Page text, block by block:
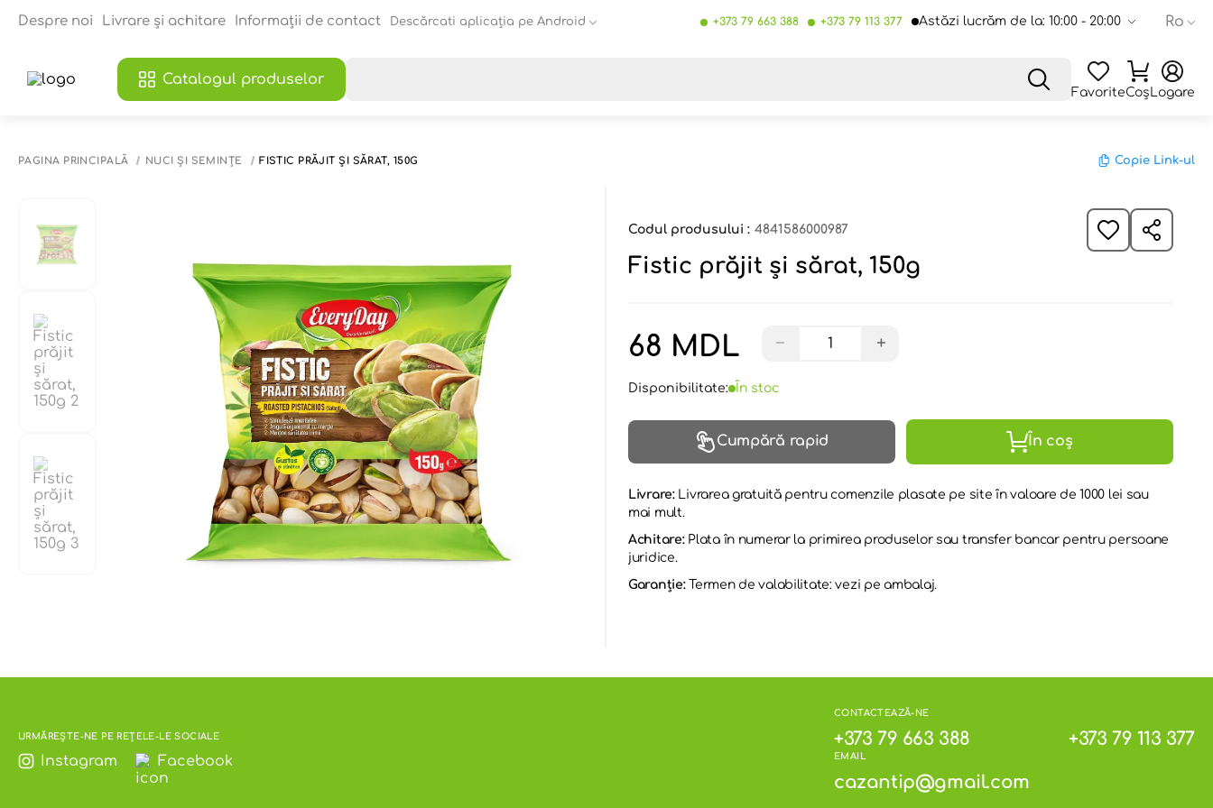
Despre noi Livrare și achitare Informații de contact Descărcati aplicația pe Android +373 79 663 388 +373 79 113 377 Astăzi lucrăm de la: 10:00 - 20:00 Ro
Catalogul produselor
FavoriteCoșLogare
PAGINA PRINCIPALĂ NUCI ȘI SEMINȚE FISTIC PRĂJIT ȘI SĂRAT, 150G Copie Link-ul
Codul produsului : 4841586000987
Fistic prăjit și sărat, 150g
68 MDL − +
Disponibilitate: În stoc
Cumpără rapid În coș
Livrare: Livrarea gratuită pentru comenzile plasate pe site în valoare de 1000 lei sau
mai mult.
Achitare: Plata în numerar la primirea produselor sau transfer bancar pentru persoane
juridice.
Garanție:Termen de valabilitate: vezi pe ambalaj.
URMĂREȘTE-NE PE REȚELE-LE SOCIALE
Instagram Facebook
CONTACTEAZĂ-NE
+373 79 663 388 +373 79 113 377
EMAIL
cazantip@gmail.com